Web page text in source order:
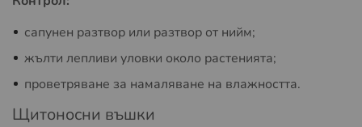
сапунен разтвор или разтвор от нийм;
жълти лепливи уловки около растенията;
проветряване за намаляване на влажността.
Щитоносни въшки